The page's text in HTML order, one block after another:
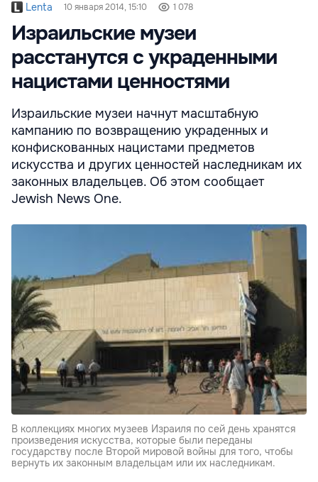
Lenta 10 января 2014, 15:10 1 078
Израильские музеи
расстанутся с украденными
нацистами ценностями
Израильские музеи начнут масштабную
кампанию по возвращению украденных и
конфискованных нацистами предметов
искусства и других ценностей наследникам их
законных владельцев. Об этом сообщает
Jewish News One.
В коллекциях многих музеев Израиля по сей день хранятся
произведения искусства, которые были переданы
государству после Второй мировой войны для того, чтобы
вернуть их законным владельцам или их наследникам.